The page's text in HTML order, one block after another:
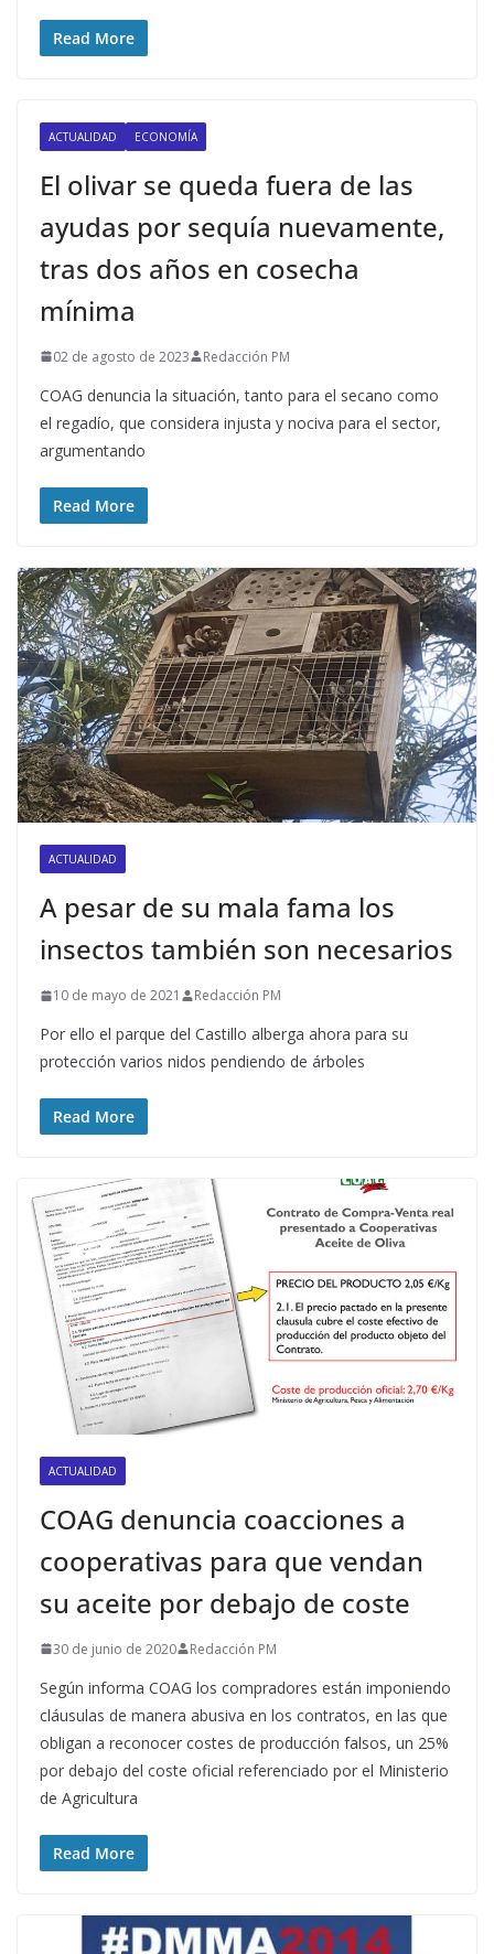
Read More
ACTUALIDAD ECONOMÍA
El olivar se queda fuera de las
ayudas por sequía nuevamente,
tras dos años en cosecha
mínima
02 de agosto de 2023 Redacción PM
COAG denuncia la situación, tanto para el secano como
el regadío, que considera injusta y nociva para el sector,
argumentando
Read More
ACTUALIDAD
A pesar de su mala fama los
insectos también son necesarios
10 de mayo de 2021 Redacción PM
Por ello el parque del Castillo alberga ahora para su
protección varios nidos pendiendo de árboles
Read More
ACTUALIDAD
COAG denuncia coacciones a
cooperativas para que vendan
su aceite por debajo de coste
30 de junio de 2020 Redacción PM
Según informa COAG los compradores están imponiendo
cláusulas de manera abusiva en los contratos, en las que
obligan a reconocer costes de producción falsos, un 25%
por debajo del coste oficial referenciado por el Ministerio
de Agricultura
Read More